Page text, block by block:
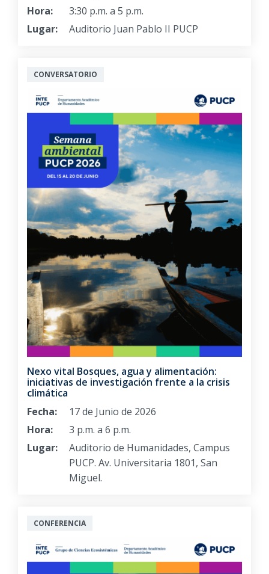
Hora:
3:30 p.m. a 5 p.m.
Lugar:
Auditorio Juan Pablo II PUCP
CONVERSATORIO
Nexo vital Bosques, agua y alimentación:
iniciativas de investigación frente a la crisis
climática
Fecha:
17 de Junio de 2026
Hora:
3 p.m. a 6 p.m.
Lugar:
Auditorio de Humanidades, Campus
PUCP. Av. Universitaria 1801, San
Miguel.
CONFERENCIA